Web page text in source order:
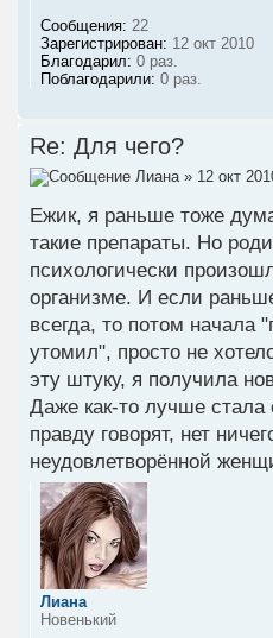
Сообщения: 22
Зарегистрирован: 12 окт 2010
Благодарил: 0 раз.
Поблагодарили: 0 раз.
Re: Для чего?
Лиана » 12 окт
Ежик, я раньше тоже
такие препараты. Но
психологически
организме. И если
всегда, то потом начала
утомил", просто не
эту штуку, я получила
Даже как-то лучше стала
правду говорят, нет
неудовлетворённой
Лиана
Новенький